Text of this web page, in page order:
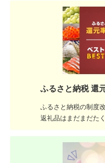
ふるさと納税 還
ふるさと納税の制度
返礼品はまだまだた